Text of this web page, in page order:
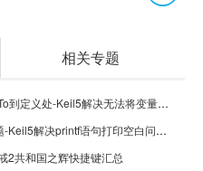
相关专题
Keil5怎么解决无法将变量或函数Go To到定义处-Keil5解决无法将变量或函数Go To到定义处的方法
Keil5怎么解决printf语句打印空白问题-Keil5解决printf语句打印空白问题的方法
2共和国之辉快捷键汇总